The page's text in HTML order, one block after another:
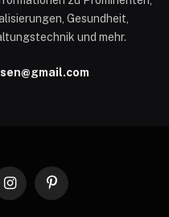
Gesundheit,
und mehr.
InstagramPinterest